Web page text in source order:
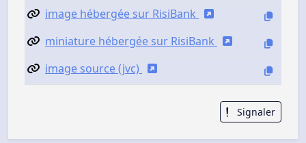
image hébergée sur RisiBank
miniature hébergée sur RisiBank
image source (jvc)
Signaler